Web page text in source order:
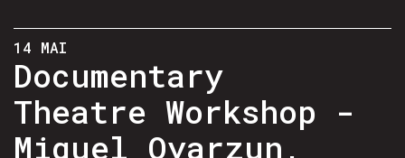
14 MAI
Documentary
Theatre Workshop -
Miguel Oyarzun,